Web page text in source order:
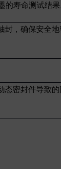
的寿命测试结果
封，确保安全
态密封件导致